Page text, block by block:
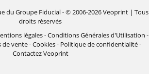
du Groupe Fiducial- © 2006-2026 Veoprint | Tous
droits réservés
légales-Conditions Générales d'Utilisation -
de vente-Cookies- Politique de confidentialité-
Contactez Veoprint